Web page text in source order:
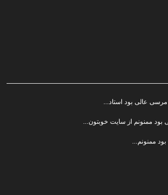
بود ممنونم از سایت خوبتون...
ممنونم...